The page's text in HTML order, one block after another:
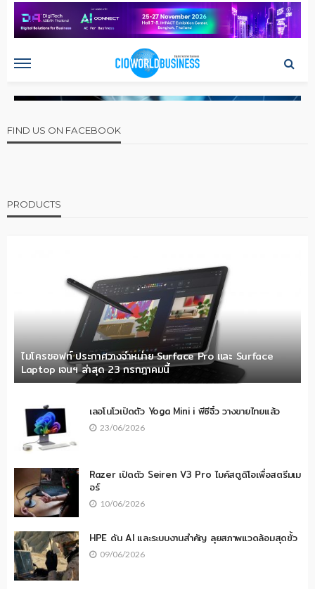
FIND US ON FACEBOOK
PRODUCTS
ไมโครซอฟท์ ประกาศวางจำหน่าย Surface Pro และ Surface
Laptop เจนฯ ล่าสุด 23 กรกฎาคมนี้
เลอโนโวเปิดตัว Yoga Mini i พีซีจิ๋ว วางขายไทยแล้ว
23/06/2026
Razer เปิดตัว Seiren V3 Pro ไมค์สตูดิโอเพื่อสตรีมเม
อร์
10/06/2026
HPE ดัน AI และระบบงานสำคัญ ลุยสภาพแวดล้อมสุดขั้ว
09/06/2026